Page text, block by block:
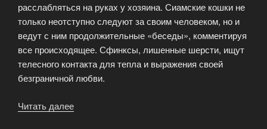
расслабляться на руках у хозяина. Сиамские кошки не
только неотступно следуют за своим человеком, но и
ведут с ним продолжительные «беседы», комментируя
все происходящее. Сфинксы, лишенные шерсти, ищут
телесного контакта для тепла и выражения своей
безграничной любви.
Читать далее